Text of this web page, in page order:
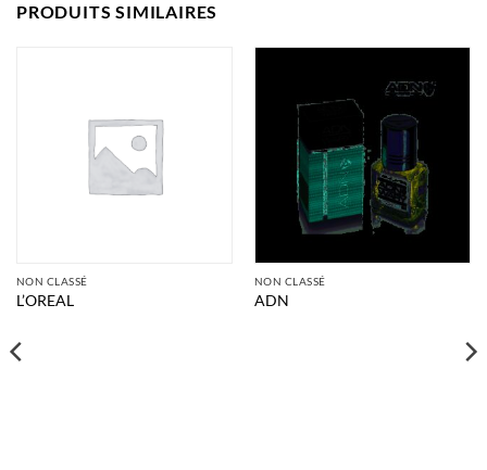
PRODUITS SIMILAIRES
NON CLASSÉ
L’OREAL
NON CLASSÉ
ADN